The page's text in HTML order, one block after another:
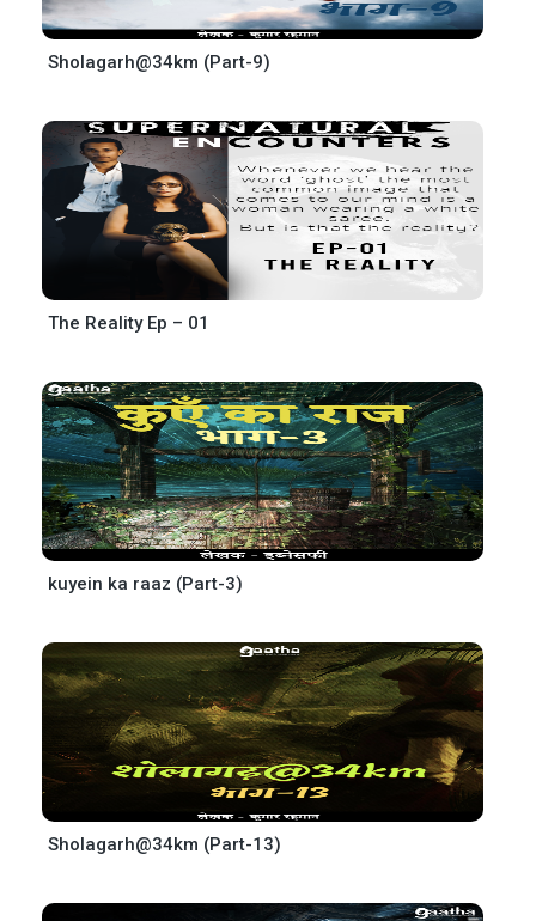
Sholagarh@34km (Part-9)
The Reality Ep – 01
kuyein ka raaz (Part-3)
Sholagarh@34km (Part-13)